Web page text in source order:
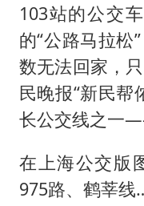
103站的公交
的“公路马拉松
数无法回家，
民晚报“新民帮
长公交线之一
在上海公交版
975路、鹤莘